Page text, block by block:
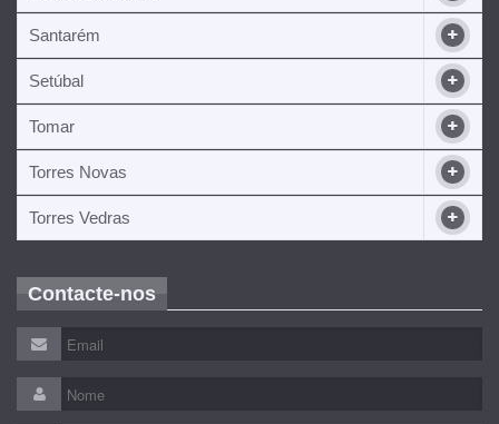
Santarém
Setúbal
Tomar
Torres Novas
Torres Vedras
Contacte-nos